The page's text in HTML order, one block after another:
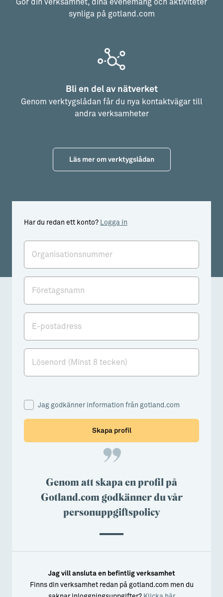
Gör din verksamhet, dina evenemang och aktiviteter
synliga på gotland.com
Bli en del av nätverket
Genom verktygslådan får du nya kontaktvägar till
andra verksamheter
Läs mer om verktygslådan
Har du redan ett konto? Logga in
Organisationsnummer
Företagsnamn
E-postadress
Lösenord (Minst 8 tecken)
Jag godkänner information från gotland.com
Skapa profil
Genom att skapa en profil på
Gotland.com godkänner du vår
personuppgiftspolicy
Jag vill ansluta en befintlig verksamhet
Finns din verksamhet redan på gotland.com men du